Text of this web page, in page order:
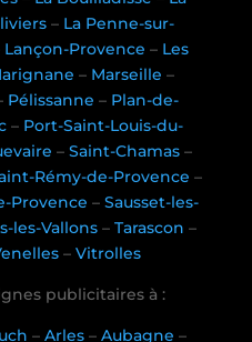
– La Penne-sur-
Lançon-Provence – Les
– Marseille –
Pélissanne – Plan-de-
– Port-Saint-Louis-du-
–Saint-Chamas –
Rémy-de-Provence –
Provence –Sausset-les-
les-Vallons– Tarascon –
– Vitrolles
publicitaires à :
–Arles –Aubagne –